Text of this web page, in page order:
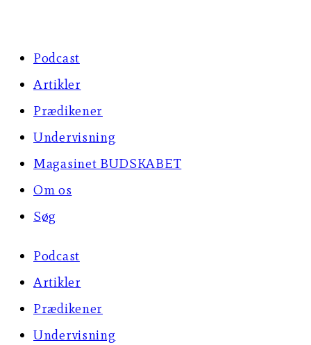
Podcast
Artikler
Prædikener
Undervisning
Magasinet BUDSKABET
Om os
Søg
Podcast
Artikler
Prædikener
Undervisning